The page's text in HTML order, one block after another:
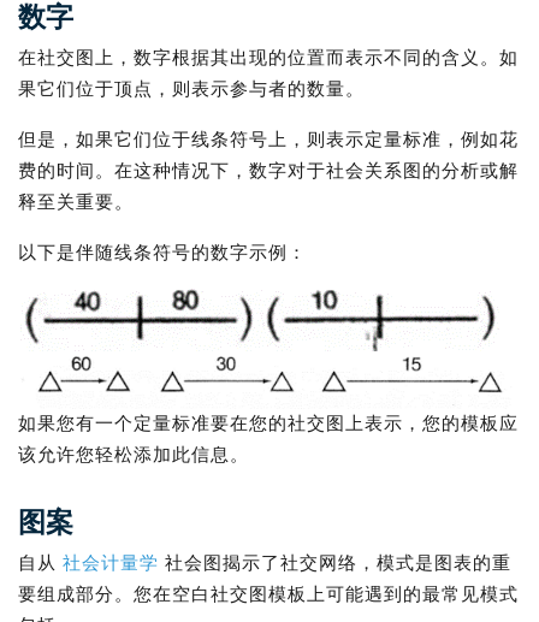
数字
在社交图上，数字根据其出现的位置而表示不同的含义。如
果它们位于顶点，则表示参与者的数量。
但是，如果它们位于线条符号上，则表示定量标准，例如花
费的时间。在这种情况下，数字对于社会关系图的分析或解
释至关重要。
以下是伴随线条符号的数字示例：
如果您有一个定量标准要在您的社交图上表示，您的模板应
该允许您轻松添加此信息。
图案
自从 社会计量学 社会图揭示了社交网络，模式是图表的重
要组成部分。您在空白社交图模板上可能遇到的最常见模式